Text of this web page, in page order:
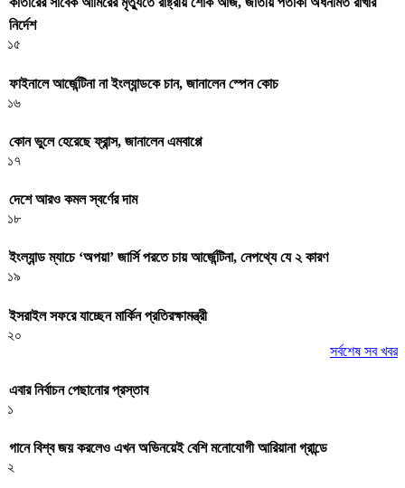
নির্দেশ
১৫
ফাইনালে আর্জেন্টিনা না ইংল্যান্ডকে চান, জানালেন স্পেন কোচ
১৬
কোন ভুলে হেরেছে ফ্রান্স, জানালেন এমবাপ্পে
১৭
দেশে আরও কমল স্বর্ণের দাম
১৮
ইংল্যান্ড ম্যাচে ‘অপয়া’ জার্সি পরতে চায় আর্জেন্টিনা, নেপথ্যে যে ২ কারণ
১৯
ইসরাইল সফরে যাচ্ছেন মার্কিন প্রতিরক্ষামন্ত্রী
২০
সর্বশেষ সব খবর
এবার নির্বাচন পেছানোর প্রস্তাব
১
গানে বিশ্ব জয় করলেও এখন অভিনয়েই বেশি মনোযোগী আরিয়ানা গ্রান্ডে
২